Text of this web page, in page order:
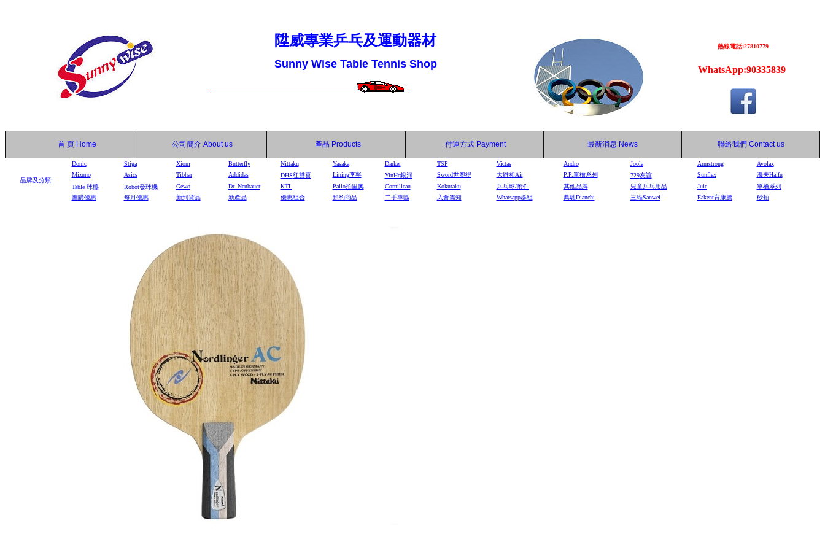
陞威專業乒乓及運動器材
Sunny Wise Table Tennis Shop
熱線電話:27810779
WhatsApp:90335839
首 頁 Home 公司簡介 About us 產品 Products 付運方式 Payment 最新消息 News 聯絡我們 Contact us
品牌及分類:
Donic Stiga Xiom Butterfly Nittaku Yasaka Darker TSP Victas Andro Joola Armstrong
Avolax
Mizuno
Asics Tibhar Addidas DHS紅雙喜 Lining李寧 YinHe銀河 Sword世奧得 大維和Air P.P.單檜系列 729友誼 Sunflex
海夫Haifu
Table 球檯 Robot發球機 Gewo Dr. Neubauer KTL Palio拍里奧 Cornilleau Kokutaku 乒乓球/附件 其他品牌 兒童乒乓用品 Juic
單檜系列
團購優惠
每月優惠 新到貨品 新產品 優惠組合 預約商品 二手專區 入會需知 Whatsapp群組 典馳Dianchi 三維Sanwei Eakent育康騰 砂拍